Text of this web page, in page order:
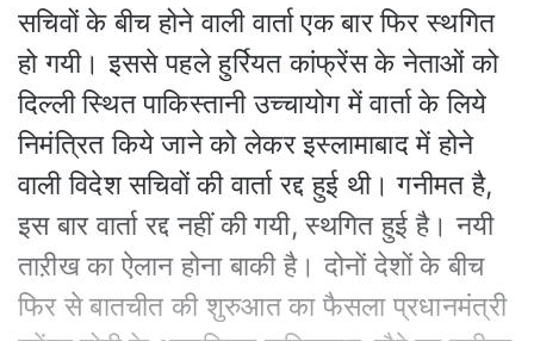
सचिवों के बीच होने वाली वार्ता एक बार फिर स्थगित
हो गयी। इससे पहले हुर्रियत कांफ्रेंस के नेताओं को
दिल्ली स्थित पाकिस्तानी उच्चायोग में वार्ता के लिये
निमंत्रित किये जाने को लेकर इस्लामाबाद में होने
वाली विदेश सचिवों की वार्ता रद्द हुई थी। गनीमत है,
इस बार वार्ता रद्द नहीं की गयी, स्थगित हुई है। नयी
ताऱीख का ऐलान होना बाकी है। दोनों देशों के बीच
फिर से बातचीत की शुरुआत का फैसला प्रधानमंत्री